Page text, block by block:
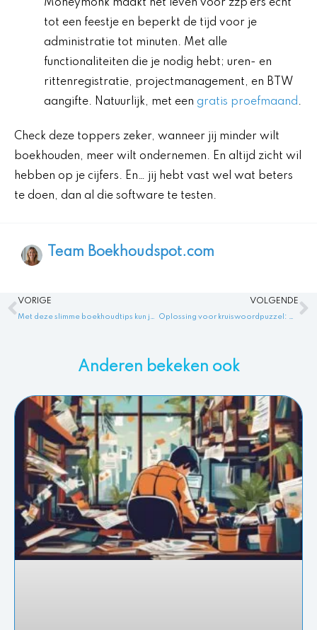
Moneymonk maakt het leven voor zzp’ers echt
tot een feestje en beperkt de tijd voor je
administratie tot minuten. Met alle
functionaliteiten die je nodig hebt; uren- en
rittenregistratie, projectmanagement, en BTW
aangifte. Natuurlijk, met een gratis proefmaand .
Check deze toppers zeker, wanneer jij minder wilt
boekhouden, meer wilt ondernemen. En altijd zicht wil
hebben op je cijfers. En… jij hebt vast wel wat beters
te doen, dan al die software te testen.
Team Boekhoudspot.com
Vorige
VORIGE
Met deze slimme boekhoudtips kun je je voordeel doen
VOLGENDE
Oplossing voor kruiswoordpuzzel: Administratie 3 letters
Anderen bekeken ook